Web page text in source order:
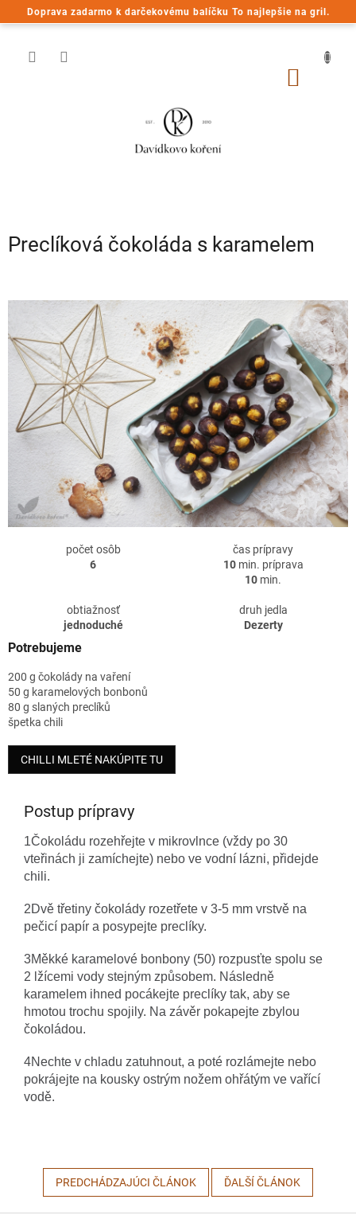
Doprava zadarmo k darčekovému balíčku To najlepšie na gril.
Prejsť
na
Preclíková čokoláda s karamelem
počet osôb
6
čas prípravy
10min. príprava
10 min.
obtiažnosť
jednoduché
druh jedla
Dezerty
Potrebujeme
200 g čokolády na vaření
50 g karamelových bonbonů
80 g slaných preclíků
špetka chili
CHILLI MLETÉ NAKÚPITE TU
Postup prípravy
1Čokoládu rozehřejte v mikrovlnce (vždy po 30
vteřinách ji zamíchejte) nebo ve vodní lázni, přidejde
chili.
2Dvě třetiny čokolády rozetřete v 3-5 mm vrstvě na
pečicí papír a posypejte preclíky.
3Měkké karamelové bonbony (50) rozpusťte spolu se
2 lžícemi vody stejným způsobem. Následně
karamelem ihned pocákejte preclíky tak, aby se
hmotou trochu spojily. Na závěr pokapejte zbylou
čokoládou.
4Nechte v chladu zatuhnout, a poté rozlámejte nebo
pokrájejte na kousky ostrým nožem ohřátým ve vařící
vodě.
PREDCHÁDZAJÚCI ČLÁNOK ĎALŠÍ ČLÁNOK